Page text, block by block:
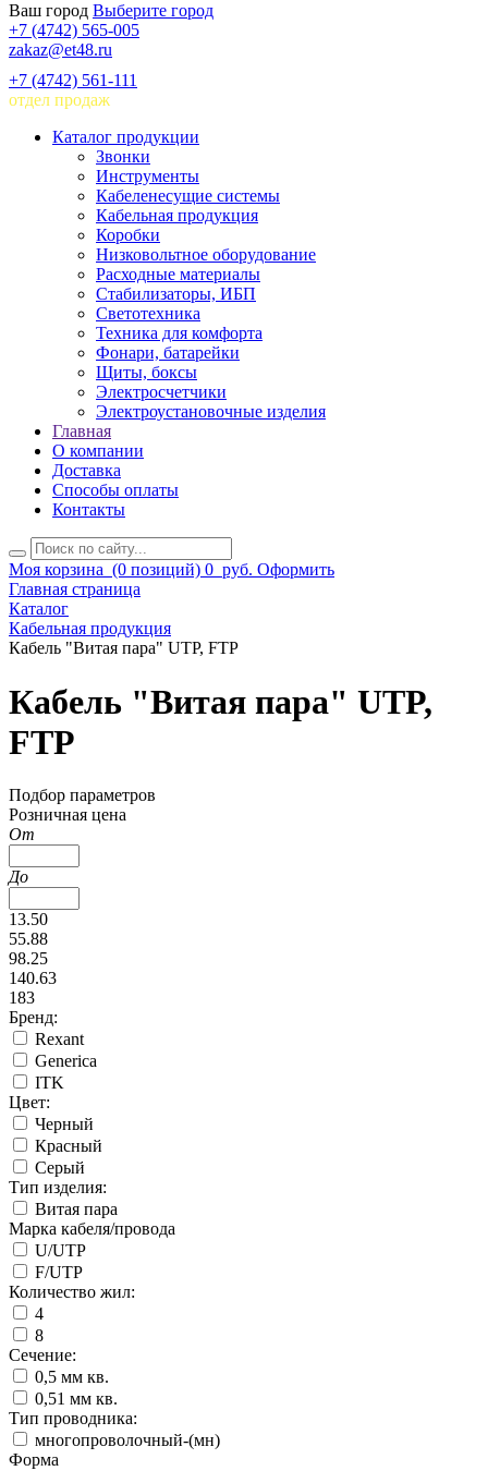
Ваш город Выберите город
+7 (4742) 565-005
zakaz@et48.ru
+7 (4742) 561-111
отдел продаж
Каталог продукции
Звонки
Инструменты
Кабеленесущие системы
Кабельная продукция
Коробки
Низковольтное оборудование
Расходные материалы
Стабилизаторы, ИБП
Светотехника
Техника для комфорта
Фонари, батарейки
Щиты, боксы
Электросчетчики
Электроустановочные изделия
Главная
О компании
Доставка
Способы оплаты
Контакты
Моя корзина (0 позиций) 0 руб. Оформить
Главная страница
Каталог
Кабельная продукция
Кабель "Витая пара" UTP, FTP
Кабель "Витая пара" UTP,
FTP
Подбор параметров
Розничная цена
От
До
13.50
55.88
98.25
140.63
183
Бренд:
Rexant
Generica
ITK
Цвет:
Черный
Красный
Серый
Тип изделия:
Витая пара
Марка кабеля/провода
U/UTP
F/UTP
Количество жил:
4
8
Сечение:
0,5 мм кв.
0,51 мм кв.
Тип проводника:
многопроволочный-(мн)
Форма